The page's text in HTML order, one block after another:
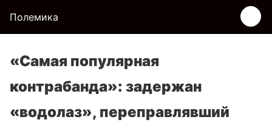
Полемика
«Самая популярная
контрабанда»: задержан
«водолаз», переправлявший